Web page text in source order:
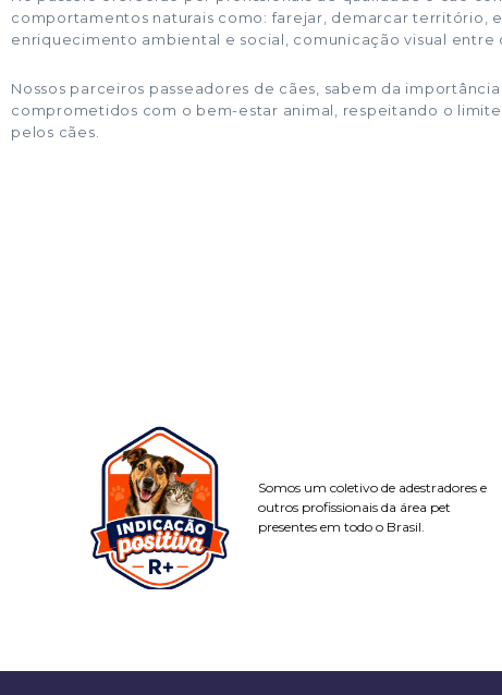
comportamentos naturais como: farejar, demarcar território,
enriquecimento ambiental e social, comunicação visual entre
Nossos parceiros passeadores de cães, sabem da
comprometidos com o bem-estar animal, respeitando o
pelos cães.
Somos um coletivo de adestradores e
outros profissionais da área pet
presentes em todo o Brasil.